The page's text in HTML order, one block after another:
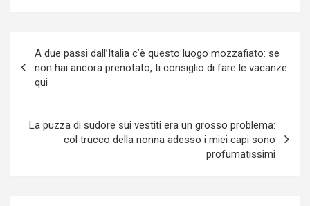
articoli
A due passi dall’Italia c’è questo luogo mozzafiato: se
non hai ancora prenotato, ti consiglio di fare le vacanze
qui
La puzza di sudore sui vestiti era un grosso problema:
col trucco della nonna adesso i miei capi sono
profumatissimi